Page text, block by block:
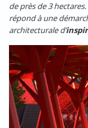
de près de 3
répond à une
architecturale d’